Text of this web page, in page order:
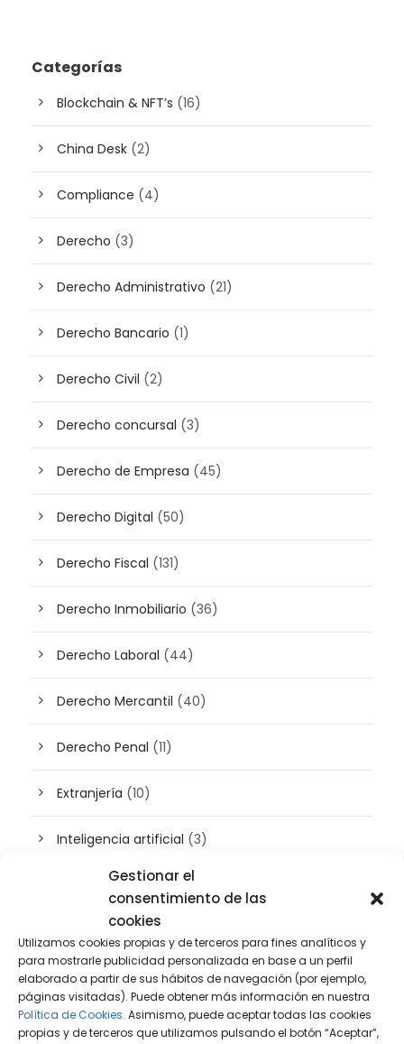
Gestionar el
consentimiento de las
cookies
Utilizamos cookies propias y de terceros para fines analíticos y
para mostrarle publicidad personalizada en base a un perfil
elaborado a partir de sus hábitos de navegación (por ejemplo,
páginas visitadas). Puede obtener más información en nuestra
Política de Cookies. Asimismo, puede aceptar todas las cookies
propias y de terceros que utilizamos pulsando el botón “Aceptar”,
Categorías
Blockchain & NFT’s (16)
China Desk (2)
Compliance (4)
Derecho (3)
Derecho Administrativo (21)
Derecho Bancario (1)
Derecho Civil (2)
Derecho concursal (3)
Derecho de Empresa (45)
Derecho Digital (50)
Derecho Fiscal (131)
Derecho Inmobiliario (36)
Derecho Laboral (44)
Derecho Mercantil (40)
Derecho Penal (11)
Extranjería (10)
Inteligencia artificial (3)
Patrimonio(5)
Plusvalía(2)
Prensa(2)
Propiedad intelectual e industrial(13)